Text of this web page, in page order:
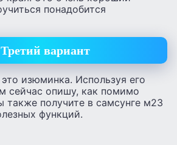
понадобится
Третий вариант
изюминка. Используя его
сейчас опишу, как помимо
также получите в самсунге м23
функций.